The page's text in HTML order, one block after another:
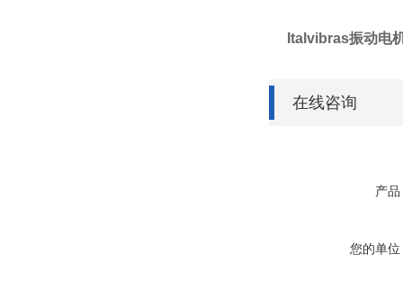
Italvibras振动电
在线咨询
产品
您的单位